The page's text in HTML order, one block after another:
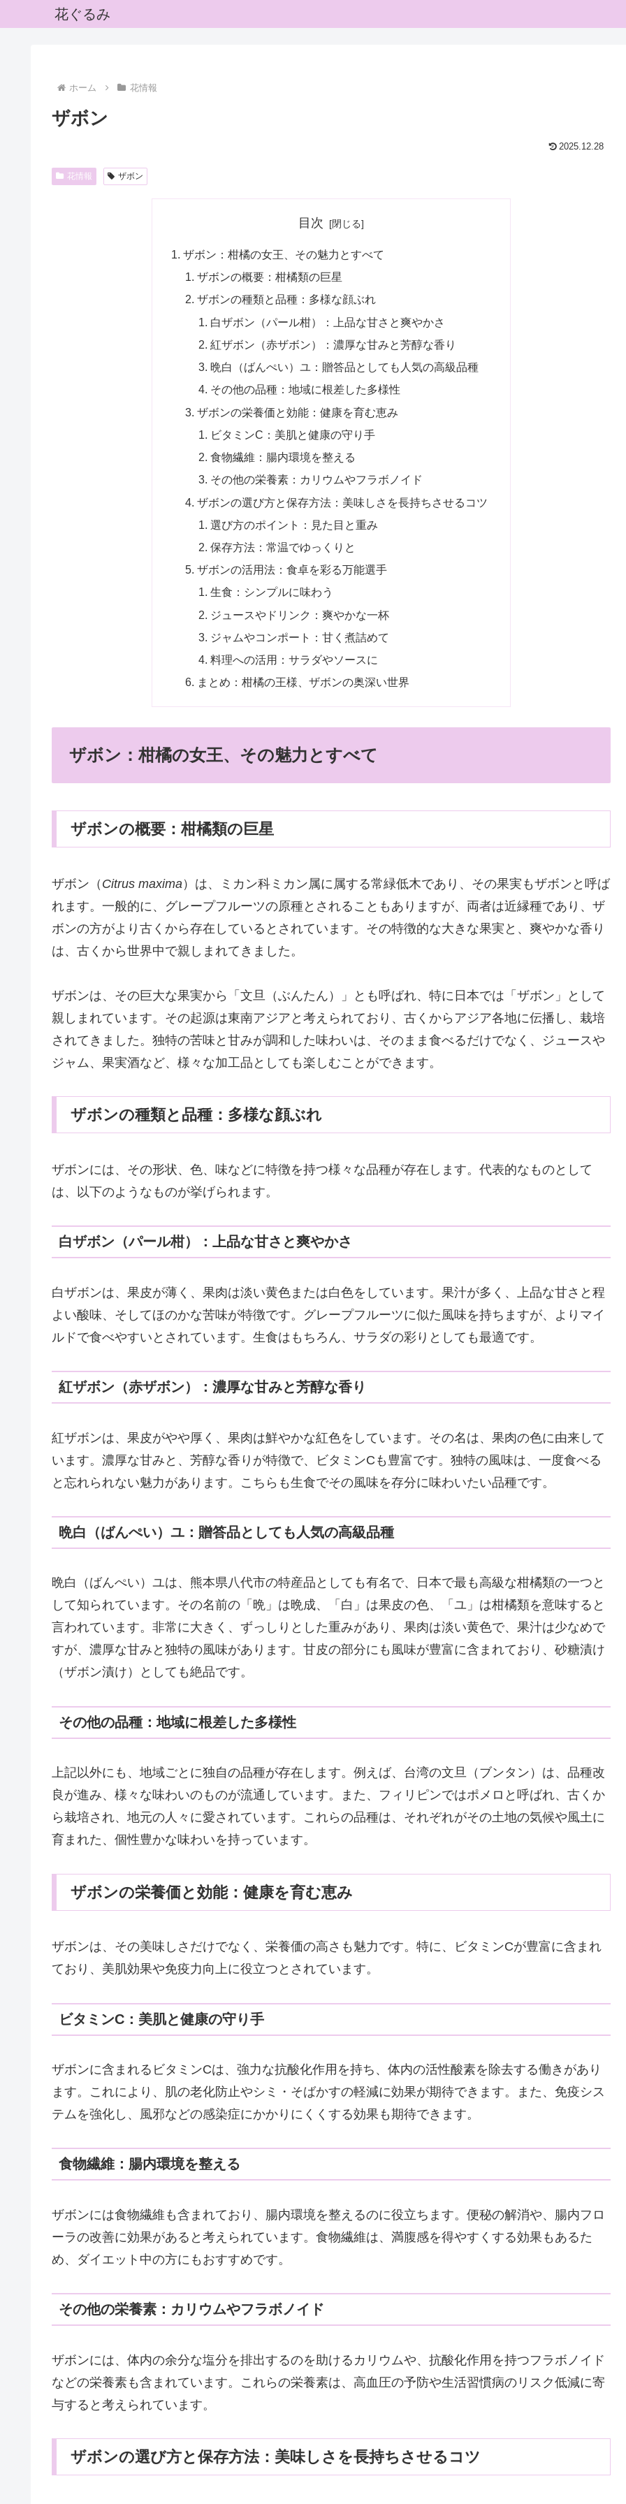
花ぐるみ
ホーム 花情報
ザボン
2025.12.28
花情報 ザボン
目次
ザボン：柑橘の女王、その魅力とすべて
ザボンの概要：柑橘類の巨星
ザボンの種類と品種：多様な顔ぶれ
白ザボン（パール柑）：上品な甘さと爽やかさ
紅ザボン（赤ザボン）：濃厚な甘みと芳醇な香り
晩白（ばんぺい）ユ：贈答品としても人気の高級品種
その他の品種：地域に根差した多様性
ザボンの栄養価と効能：健康を育む恵み
ビタミンC：美肌と健康の守り手
食物繊維：腸内環境を整える
その他の栄養素：カリウムやフラボノイド
ザボンの選び方と保存方法：美味しさを長持ちさせるコツ
選び方のポイント：見た目と重み
保存方法：常温でゆっくりと
ザボンの活用法：食卓を彩る万能選手
生食：シンプルに味わう
ジュースやドリンク：爽やかな一杯
ジャムやコンポート：甘く煮詰めて
料理への活用：サラダやソースに
まとめ：柑橘の王様、ザボンの奥深い世界
ザボン：柑橘の女王、その魅力とすべて
ザボンの概要：柑橘類の巨星
ザボン（ Citrus maxima ）は、ミカン科ミカン属に属する常緑低木であり、その果実もザボンと呼ば
れます。一般的に、グレープフルーツの原種とされることもありますが、両者は近縁種であり、ザ
ボンの方がより古くから存在しているとされています。その特徴的な大きな果実と、爽やかな香り
は、古くから世界中で親しまれてきました。
ザボンは、その巨大な果実から「文旦（ぶんたん）」とも呼ばれ、特に日本では「ザボン」として
親しまれています。その起源は東南アジアと考えられており、古くからアジア各地に伝播し、栽培
されてきました。独特の苦味と甘みが調和した味わいは、そのまま食べるだけでなく、ジュースや
ジャム、果実酒など、様々な加工品としても楽しむことができます。
ザボンの種類と品種：多様な顔ぶれ
ザボンには、その形状、色、味などに特徴を持つ様々な品種が存在します。代表的なものとして
は、以下のようなものが挙げられます。
白ザボン（パール柑）：上品な甘さと爽やかさ
白ザボンは、果皮が薄く、果肉は淡い黄色または白色をしています。果汁が多く、上品な甘さと程
よい酸味、そしてほのかな苦味が特徴です。グレープフルーツに似た風味を持ちますが、よりマイ
ルドで食べやすいとされています。生食はもちろん、サラダの彩りとしても最適です。
紅ザボン（赤ザボン）：濃厚な甘みと芳醇な香り
紅ザボンは、果皮がやや厚く、果肉は鮮やかな紅色をしています。その名は、果肉の色に由来して
います。濃厚な甘みと、芳醇な香りが特徴で、ビタミンCも豊富です。独特の風味は、一度食べる
と忘れられない魅力があります。こちらも生食でその風味を存分に味わいたい品種です。
晩白（ばんぺい）ユ：贈答品としても人気の高級品種
晩白（ばんぺい）ユは、熊本県八代市の特産品としても有名で、日本で最も高級な柑橘類の一つと
して知られています。その名前の「晩」は晩成、「白」は果皮の色、「ユ」は柑橘類を意味すると
言われています。非常に大きく、ずっしりとした重みがあり、果肉は淡い黄色で、果汁は少なめで
すが、濃厚な甘みと独特の風味があります。甘皮の部分にも風味が豊富に含まれており、砂糖漬け
（ザボン漬け）としても絶品です。
その他の品種：地域に根差した多様性
上記以外にも、地域ごとに独自の品種が存在します。例えば、台湾の文旦（ブンタン）は、品種改
良が進み、様々な味わいのものが流通しています。また、フィリピンではポメロと呼ばれ、古くか
ら栽培され、地元の人々に愛されています。これらの品種は、それぞれがその土地の気候や風土に
育まれた、個性豊かな味わいを持っています。
ザボンの栄養価と効能：健康を育む恵み
ザボンは、その美味しさだけでなく、栄養価の高さも魅力です。特に、ビタミンCが豊富に含まれ
ており、美肌効果や免疫力向上に役立つとされています。
ビタミンC：美肌と健康の守り手
ザボンに含まれるビタミンCは、強力な抗酸化作用を持ち、体内の活性酸素を除去する働きがあり
ます。これにより、肌の老化防止やシミ・そばかすの軽減に効果が期待できます。また、免疫シス
テムを強化し、風邪などの感染症にかかりにくくする効果も期待できます。
食物繊維：腸内環境を整える
ザボンには食物繊維も含まれており、腸内環境を整えるのに役立ちます。便秘の解消や、腸内フロ
ーラの改善に効果があると考えられています。食物繊維は、満腹感を得やすくする効果もあるた
め、ダイエット中の方にもおすすめです。
その他の栄養素：カリウムやフラボノイド
ザボンには、体内の余分な塩分を排出するのを助けるカリウムや、抗酸化作用を持つフラボノイド
などの栄養素も含まれています。これらの栄養素は、高血圧の予防や生活習慣病のリスク低減に寄
与すると考えられています。
ザボンの選び方と保存方法：美味しさを長持ちさせるコツ